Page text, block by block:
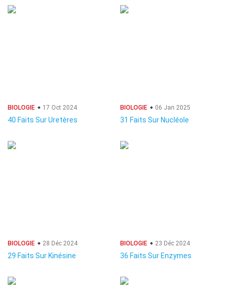
BIOLOGIE 17 Oct 2024
40 Faits Sur Uretères
BIOLOGIE 06 Jan 2025
31 Faits Sur Nucléole
BIOLOGIE 28 Déc 2024
29 Faits Sur Kinésine
BIOLOGIE 23 Déc 2024
36 Faits Sur Enzymes